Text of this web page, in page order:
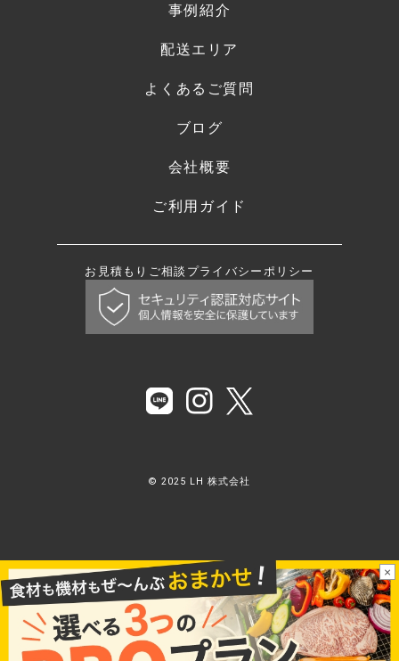
事例紹介
配送エリア
よくあるご質問
ブログ
会社概要
ご利用ガイド
お見積もり ご相談 プライバシーポリシー
© 2025 LH 株式会社
×